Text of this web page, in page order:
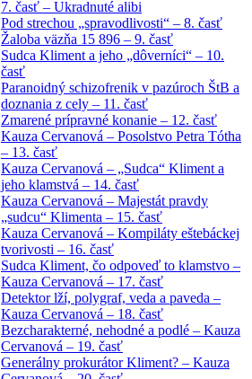
7. časť – Ukradnuté alibi
Pod strechou „spravodlivosti“ – 8. časť
Žaloba väzňa 15 896 – 9. časť
Sudca Kliment a jeho „dôverníci“ – 10.
časť
Paranoidný schizofrenik v pazúroch ŠtB a
doznania z cely – 11. časť
Zmarené prípravné konanie – 12. časť
Kauza Cervanová – Posolstvo Petra Tótha
– 13. časť
Kauza Cervanová – „Sudca“ Kliment a
jeho klamstvá – 14. časť
Kauza Cervanová – Majestát pravdy
„sudcu“ Klimenta – 15. časť
Kauza Cervanová – Kompiláty eštebáckej
tvorivosti – 16. časť
Sudca Kliment, čo odpoveď to klamstvo –
Kauza Cervanová – 17. časť
Detektor lží, polygraf, veda a paveda –
Kauza Cervanová – 18. časť
Bezcharakterné, nehodné a podlé – Kauza
Cervanová – 19. časť
Generálny prokurátor Kliment? – Kauza